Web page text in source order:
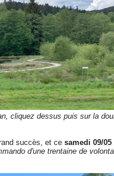
cliquez dessus puis sur la
succès, et ce samedi 09/05
d'une trentaine de